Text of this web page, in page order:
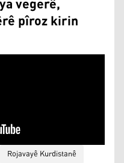
pîroz kirin
Rojavayê Kurdistanê